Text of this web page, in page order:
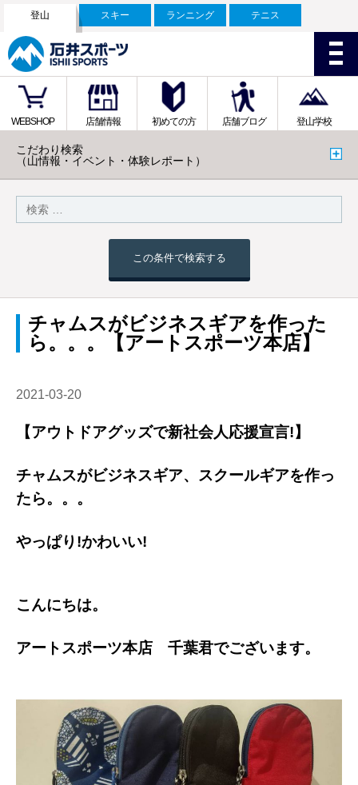
登山 スキー ランニング テニス
WEBSHOP 店舗情報 初めての方 店舗ブログ 登山学校
こだわり検索
（山情報・イベント・体験レポート）
この条件で検索する
チャムスがビジネスギアを作った
ら。。。【アートスポーツ本店】
2021-03-20
【アウトドアグッズで新社会人応援宣言!】
チャムスがビジネスギア、スクールギアを作っ
たら。。。
やっぱり!かわいい!
こんにちは。
アートスポーツ本店 千葉君でございます。